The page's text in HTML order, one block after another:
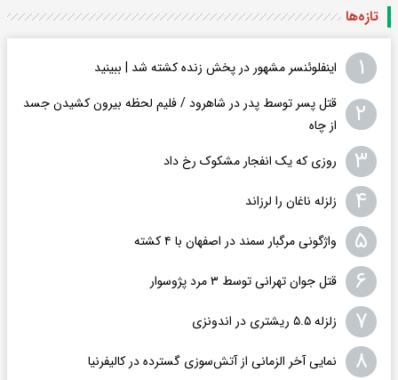
تازه‌ها
۱ اینفلوئنسر مشهور در پخش زنده کشته شد | ببینید
۲
قتل پسر توسط پدر در شاهرود / فلیم لحظه بیرون کشیدن جسد
از چاه
۳ روزی که یک انفجار مشکوک رخ داد
۴ زلزله ناغان را لرزاند
۵ واژگونی مرگبار سمند در اصفهان با ۴ کشته
۶ قتل جوان تهرانی توسط ۳ مرد پژوسوار
۷ زلزله ۵.۵ ریشتری در اندونزی
۸ نمایی آخر الزمانی از آتش‌سوزی گسترده در کالیفرنیا